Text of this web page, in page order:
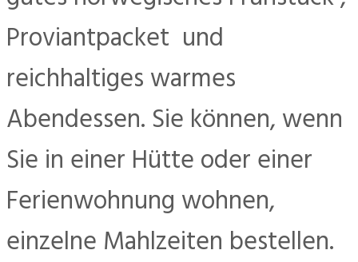
Proviantpacket und
reichhaltiges warmes
Abendessen. Sie können, wenn
Sie in einer Hütte oder einer
Ferienwohnung wohnen,
einzelne Mahlzeiten bestellen.